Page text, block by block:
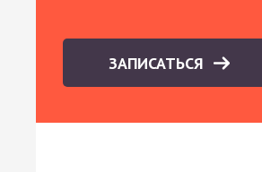
ЗАПИСАТЬСЯ